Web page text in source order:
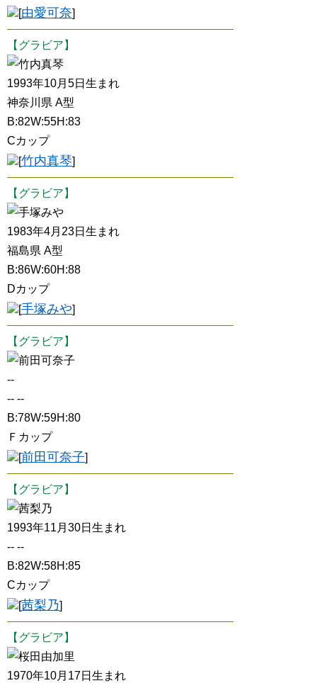
[由愛可奈]
【グラビア】
竹内真琴
1993年10月5日生まれ
神奈川県 A型
B:82W:55H:83
Cカップ
[竹内真琴]
【グラビア】
手塚みや
1983年4月23日生まれ
福島県 A型
B:86W:60H:88
Dカップ
[手塚みや]
【グラビア】
前田可奈子
--
-- --
B:78W:59H:80
Ｆカップ
[前田可奈子]
【グラビア】
茜梨乃
1993年11月30日生まれ
-- --
B:82W:58H:85
Cカップ
[茜梨乃]
【グラビア】
桜田由加里
1970年10月17日生まれ